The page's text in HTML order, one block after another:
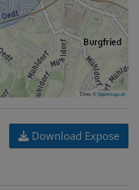
Tiles ©basemap.at
Download Expose